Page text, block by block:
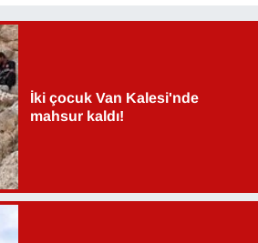
İki çocuk Van Kalesi'nde
mahsur kaldı!